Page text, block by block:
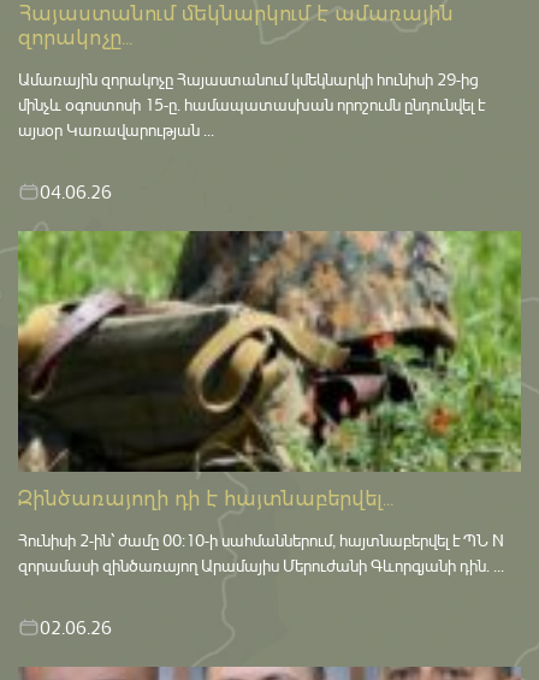
Հայաստանում մեկնարկում է ամառային
զորակոչը...
Ամառային զորակոչը Հայաստանում կմեկնարկի հունիսի 29-ից
մինչև օգոստոսի 15-ը․ համապատասխան որոշումն ընդունվել է
այսօր Կառավարության ...
04.06.26
Զինծառայողի դի է հայտնաբերվել...
Հունիսի 2-ին՝ ժամը 00:10-ի սահմաններում, հայտնաբերվել է ՊՆ N
զորամասի զինծառայող Արամայիս Մերուժանի Գևորգյանի դին. ...
02.06.26